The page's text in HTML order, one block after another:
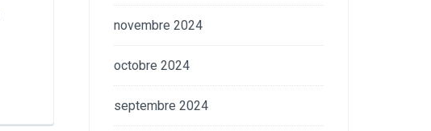
novembre 2024
octobre 2024
septembre 2024